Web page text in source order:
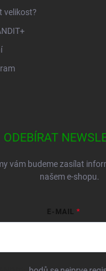
velikost?
ODEBÍRAT
vám budeme zasílat
našem e-shopu.
E-MAIL